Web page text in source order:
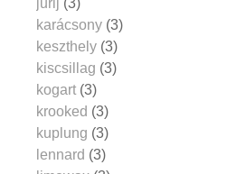
karácsony (3)
keszthely (3)
kiscsillag (3)
kogart (3)
krooked (3)
kuplung (3)
lennard (3)